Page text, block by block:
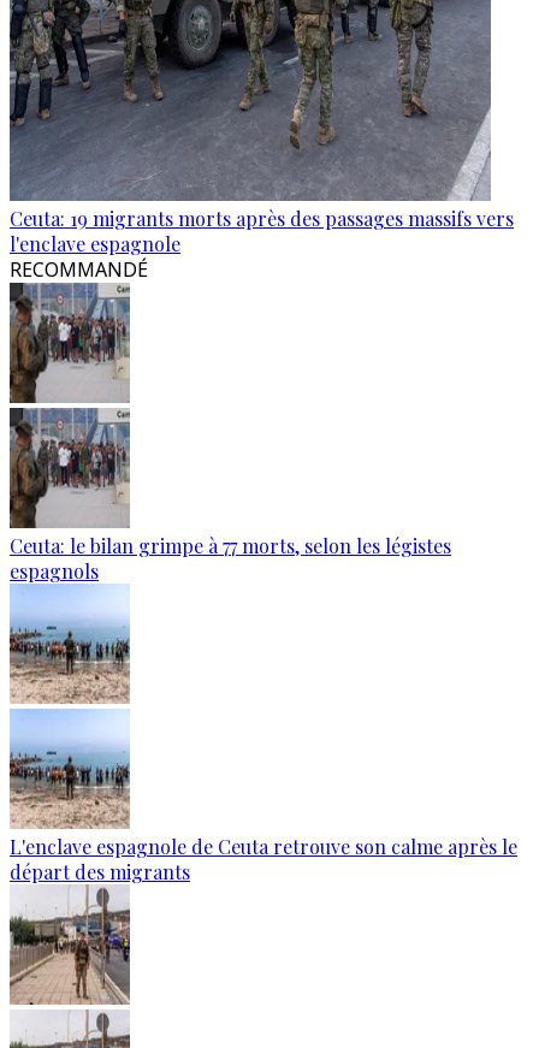
Ceuta: 19 migrants morts après des passages massifs vers
l'enclave espagnole
RECOMMANDÉ
Ceuta: le bilan grimpe à 77 morts, selon les légistes
espagnols
L'enclave espagnole de Ceuta retrouve son calme après le
départ des migrants